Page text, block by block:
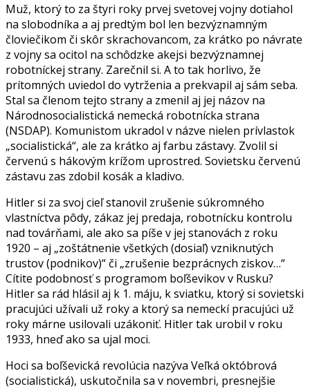
Muž, ktorý to za štyri roky prvej svetovej vojny dotiahol
na slobodníka a aj predtým bol len bezvýznamným
človiečikom či skôr skrachovancom, za krátko po návrate
z vojny sa ocitol na schôdzke akejsi bezvýznamnej
robotníckej strany. Zarečnil si. A to tak horlivo, že
prítomných uviedol do vytrženia a prekvapil aj sám seba.
Stal sa členom tejto strany a zmenil aj jej názov na
Národnosocialistická nemecká robotnícka strana
(NSDAP). Komunistom ukradol v názve nielen prívlastok
„socialistická“, ale za krátko aj farbu zástavy. Zvolil si
červenú s hákovým krížom uprostred. Sovietsku červenú
zástavu zas zdobil kosák a kladivo.
Hitler si za svoj cieľ stanovil zrušenie súkromného
vlastníctva pôdy, zákaz jej predaja, robotnícku kontrolu
nad továrňami, ale ako sa píše v jej stanovách z roku
1920 – aj „zoštátnenie všetkých (dosiaľ) vzniknutých
trustov (podnikov)“ či „zrušenie bezprácnych ziskov…“
Cítite podobnosť s programom boľševikov v Rusku?
Hitler sa rád hlásil aj k 1. máju, k sviatku, ktorý si sovietski
pracujúci užívali už roky a ktorý sa nemeckí pracujúci už
roky márne usilovali uzákoniť. Hitler tak urobil v roku
1933, hneď ako sa ujal moci.
Hoci sa boľševická revolúcia nazýva Veľká októbrová
(socialistická), uskutočnila sa v novembri, presnejšie